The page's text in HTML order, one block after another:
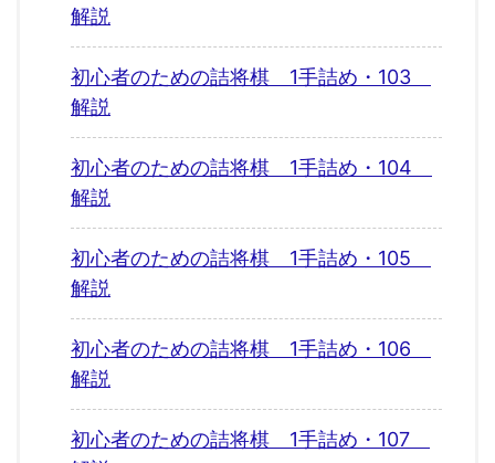
解説
初心者のための詰将棋 1手詰め・103
解説
初心者のための詰将棋 1手詰め・104
解説
初心者のための詰将棋 1手詰め・105
解説
初心者のための詰将棋 1手詰め・106
解説
初心者のための詰将棋 1手詰め・107